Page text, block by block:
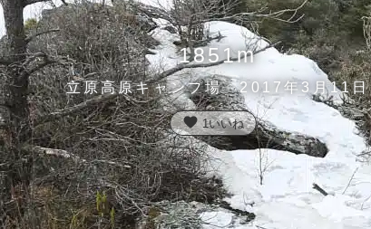
1851m
立原高原キャンプ場 2017年3月11日
favorite 1いいね